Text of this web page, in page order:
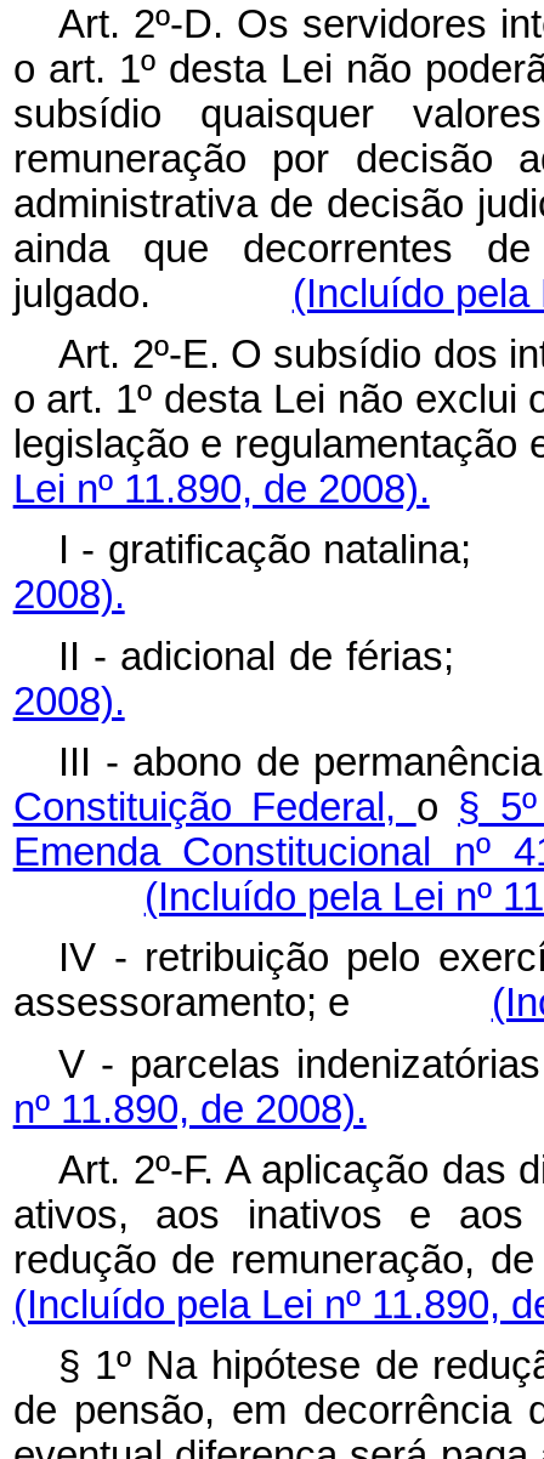
Art. 2º-D. Os servidores
o art. 1º desta Lei não
subsídio quaisquer
remuneração por decisão
administrativa de decisão
ainda que decorrentes
julgado. (Incluído pela
Art. 2º-E. O subsídio dos
o art. 1º desta Lei não exclui
legislação e
Lei nº 11.890, de 2008).
I - gratificação
2008).
II - adicional de
2008).
III - abono de
Constituição Federal, o §
Emenda Constitucional
(Incluído pela Lei nº
IV - retribuição pelo
assessoramento; e
V - parcelas
nº 11.890, de 2008).
Art. 2º-F. A aplicação das
ativos, aos inativos e aos
redução de
(Incluído pela Lei nº 11.890,
§ 1º Na hipótese de
de pensão, em decorrência